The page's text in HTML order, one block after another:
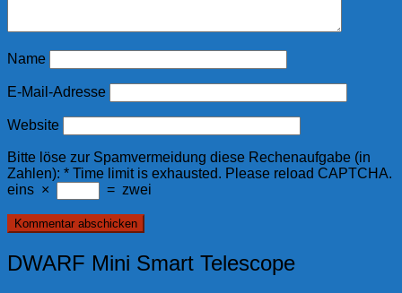
Name
E-Mail-Adresse
Website
Bitte löse zur Spamvermeidung diese Rechenaufgabe (in
Zahlen): * Time limit is exhausted. Please reload CAPTCHA.
eins × = zwei
DWARF Mini Smart Telescope